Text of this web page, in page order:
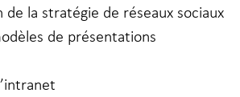
de la stratégie de réseaux sociaux
de présentations